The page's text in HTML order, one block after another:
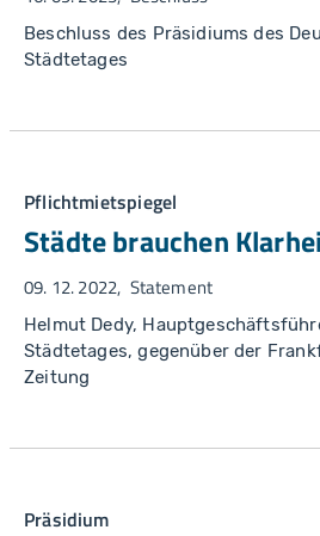
Beschluss des Präsidiums des
Städtetages
Pflichtmietspiegel
Städte brauchen
09. 12. 2022 Statement
Helmut Dedy,
Städtetages, gegenüber der
Zeitung
Präsidium